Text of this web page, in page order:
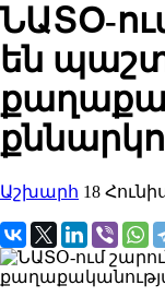
ՆԱՏՕ-
են
Աշխարհ 18